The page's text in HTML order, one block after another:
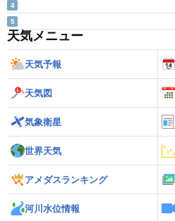
4
5
天気メニュー
天気予報
天気図
気象衛星
世界天気
アメダスランキング
河川水位情報